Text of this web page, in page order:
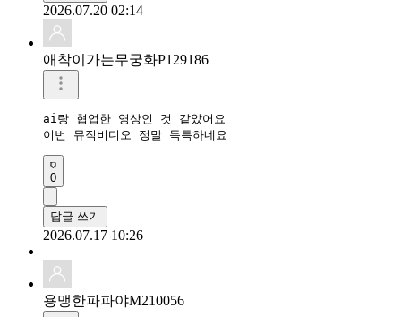
2026.07.20 02:14
애착이가는무궁화P129186
ai랑 협업한 영상인 것 같았어요
이번 뮤직비디오 정말 독특하네요
0
답글 쓰기
2026.07.17 10:26
용맹한파파야M210056